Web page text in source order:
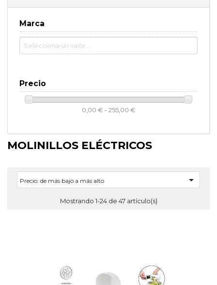
Marca
Precio
0,00 € - 255,00 €
MOLINILLOS ELÉCTRICOS
Precio: de más bajo a más alto 
Mostrando 1-24 de 47 artículo(s)